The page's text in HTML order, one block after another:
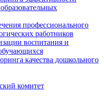
профессионального
работников
воспитания и
качества дошкольного
комитет